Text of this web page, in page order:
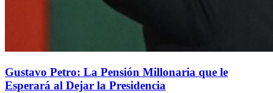
Gustavo Petro: La Pensión Millonaria que le
Esperará al Dejar la Presidencia